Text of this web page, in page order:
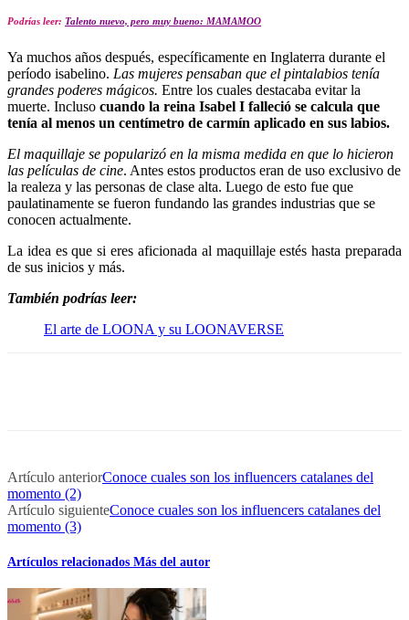
Podrías leer: Talento nuevo, pero muy bueno: MAMAMOO
Ya muchos años después, específicamente en Inglaterra durante el
período isabelino. Las mujeres pensaban que el pintalabios tenía
grandes poderes mágicos. Entre los cuales destacaba evitar la
muerte. Incluso cuando la reina Isabel I falleció se calcula que
tenía al menos un centímetro de carmín aplicado en sus labios.
El maquillaje se popularizó en la misma medida en que lo hicieron
las películas de cine. Antes estos productos eran de uso exclusivo de
la realeza y las personas de clase alta. Luego de esto fue que
paulatinamente se fueron fundando las grandes industrias que se
conocen actualmente.
La idea es que si eres aficionada al maquillaje estés hasta preparada
de sus inicios y más.
También podrías leer:
El arte de LOONA y su LOONAVERSE
Artículo anteriorConoce cuales son los influencers catalanes del
momento (2)
Artículo siguienteConoce cuales son los influencers catalanes del
momento (3)
Artículos relacionados Más del autor